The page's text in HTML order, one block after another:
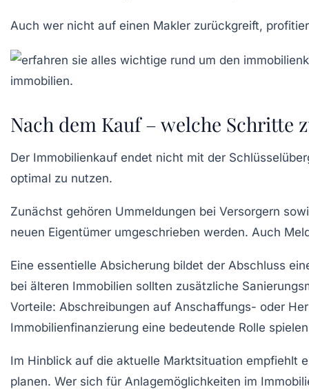
Auch wer nicht auf einen Makler zurückgreift,
Nach dem Kauf – welche Schritte
Der Immobilienkauf endet nicht mit der
optimal zu nutzen.
Zunächst gehören Ummeldungen bei Versorgern
neuen Eigentümer umgeschrieben werden. Auch
Eine essentielle Absicherung bildet der Abschluss
bei älteren Immobilien sollten zusätzliche
Vorteile: Abschreibungen auf Anschaffungs- oder
Immobilienfinanzierung eine bedeutende Rolle
Im Hinblick auf die aktuelle Marktsituation empfiehlt
planen. Wer sich für Anlagemöglichkeiten im